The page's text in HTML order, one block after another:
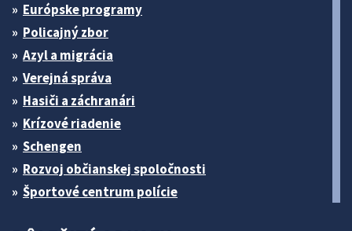
Európske programy
Policajný zbor
Azyl a migrácia
Verejná správa
Hasiči a záchranári
Krízové riadenie
Schengen
Rozvoj občianskej spoločnosti
Športové centrum polície